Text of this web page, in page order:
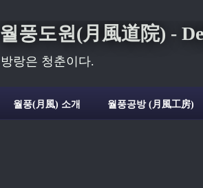
월풍도원(月風道院) -
방랑은 청춘이다.
월풍(月風) 소개 월풍공방 (月風工房)